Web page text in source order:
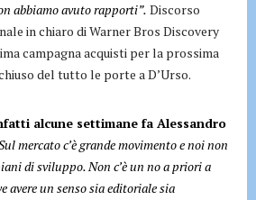
abbiamo avuto rapporti”. Discorso
in chiaro di Warner Bros Discovery
campagna acquisti per la prossima
del tutto le porte a D’Urso.
alcune settimane fa Alessandro
mercato c’è grande movimento e noi non
di sviluppo. Non c’è un no a priori a
avere un senso sia editoriale sia